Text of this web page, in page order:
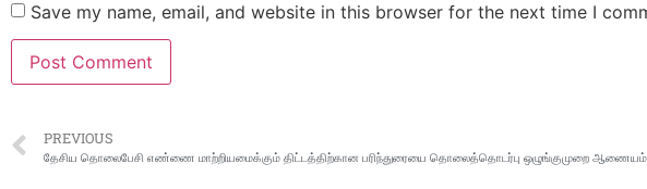
Save my name, email, and website in this browser for the next time I
PREVIOUS